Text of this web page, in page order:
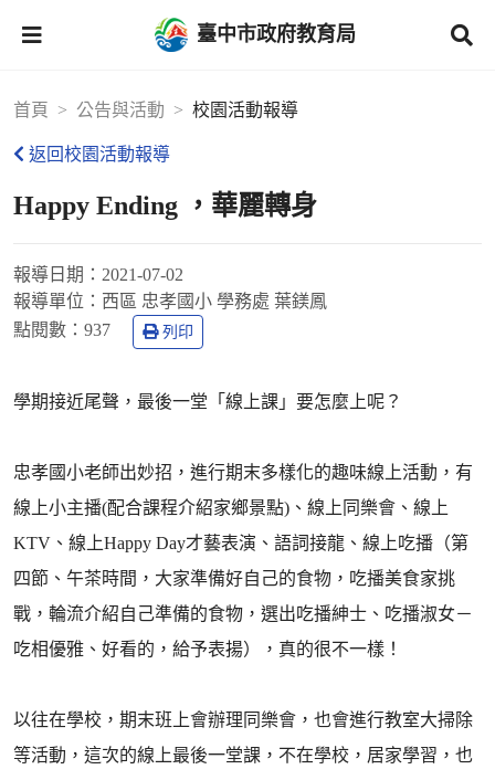
臺中市政府教育局
首頁 公告與活動 校園活動報導
返回校園活動報導
Happy Ending ，華麗轉身
報導日期： 2021-07-02
報導單位： 西區 忠孝國小 學務處 葉鎂鳳
點閱數： 937 列印
學期接近尾聲，最後一堂「線上課」要怎麼上呢？
忠孝國小老師出妙招，進行期末多樣化的趣味線上活動，有
線上小主播(配合課程介紹家鄉景點)、線上同樂會、線上
KTV、線上Happy Day才藝表演、語詞接龍、線上吃播（第
四節、午茶時間，大家準備好自己的食物，吃播美食家挑
戰，輪流介紹自己準備的食物，選出吃播紳士、吃播淑女－
吃相優雅、好看的，給予表揚），真的很不一樣！
以往在學校，期末班上會辦理同樂會，也會進行教室大掃除
等活動，這次的線上最後一堂課，不在學校，居家學習，也